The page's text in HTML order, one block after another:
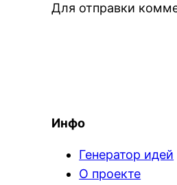
Для отправки
Инфо
Генератор идей
О проекте